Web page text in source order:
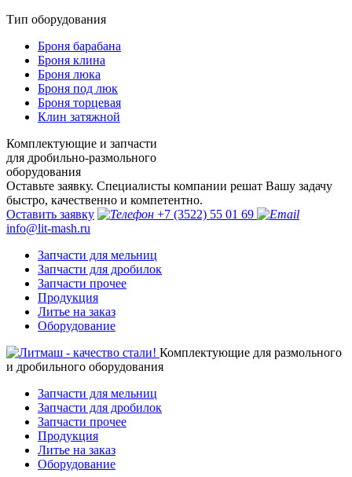
Тип оборудования
Броня барабана
Броня клина
Броня люка
Броня под люк
Броня торцевая
Клин затяжной
Комплектующие и запчасти
для дробильно-размольного
оборудования
Оставьте заявку. Специалисты компании решат Вашу задачу
быстро, качественно и компетентно.
Оставить заявку
+7 (3522) 55 01 69
info@lit-mash.ru
Запчасти для мельниц
Запчасти для дробилок
Запчасти прочее
Продукция
Литье на заказ
Оборудование
Комплектующие для размольного
и дробильного оборудования
Запчасти для мельниц
Запчасти для дробилок
Запчасти прочее
Продукция
Литье на заказ
Оборудование